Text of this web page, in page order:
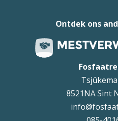
8521NA Sint
Ontdek ons